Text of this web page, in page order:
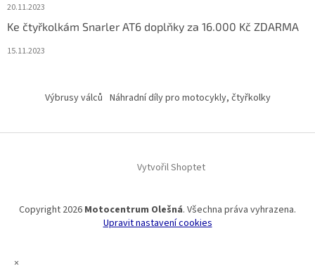
20.11.2023
Ke čtyřkolkám Snarler AT6 doplňky za 16.000 Kč ZDARMA
15.11.2023
Výbrusy válců Náhradní díly pro motocykly, čtyřkolky
Vytvořil Shoptet
Copyright 2026 Motocentrum Olešná. Všechna práva vyhrazena.
Upravit nastavení cookies
×